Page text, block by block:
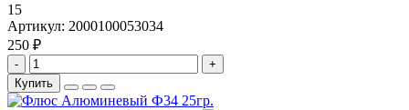
15
Артикул: 2000100053034
250 ₽
-
+
Купить